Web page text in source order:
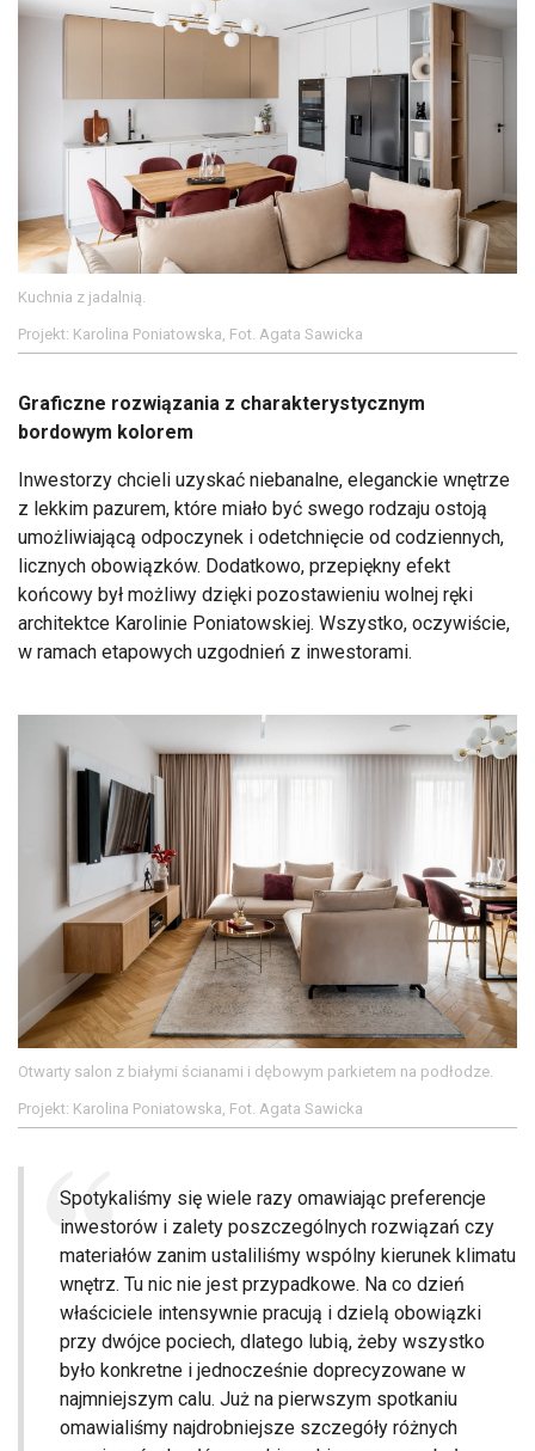
Kuchnia z jadalnią.
Projekt: Karolina Poniatowska, Fot. Agata Sawicka
Graficzne rozwiązania z charakterystycznym
bordowym kolorem
Inwestorzy chcieli uzyskać niebanalne, eleganckie wnętrze
z lekkim pazurem, które miało być swego rodzaju ostoją
umożliwiającą odpoczynek i odetchnięcie od codziennych,
licznych obowiązków. Dodatkowo, przepiękny efekt
końcowy był możliwy dzięki pozostawieniu wolnej ręki
architektce Karolinie Poniatowskiej. Wszystko, oczywiście,
w ramach etapowych uzgodnień z inwestorami.
Otwarty salon z białymi ścianami i dębowym parkietem na podłodze.
Projekt: Karolina Poniatowska, Fot. Agata Sawicka
Spotykaliśmy się wiele razy omawiając preferencje
inwestorów i zalety poszczególnych rozwiązań czy
materiałów zanim ustaliliśmy wspólny kierunek klimatu
wnętrz. Tu nic nie jest przypadkowe. Na co dzień
właściciele intensywnie pracują i dzielą obowiązki
przy dwójce pociech, dlatego lubią, żeby wszystko
było konkretne i jednocześnie doprecyzowane w
najmniejszym calu. Już na pierwszym spotkaniu
omawialiśmy najdrobniejsze szczegóły różnych